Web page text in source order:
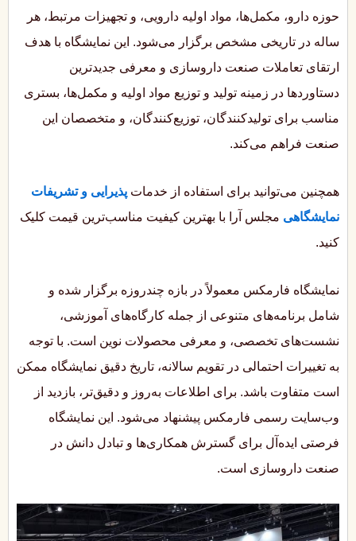
حوزه دارو، مکمل‌ها، مواد اولیه دارویی، و تجهیزات مرتبط، هر
ساله در تاریخی مشخص برگزار می‌شود. این نمایشگاه با هدف
ارتقای تعاملات صنعت داروسازی و معرفی جدیدترین
دستاوردها در زمینه تولید و توزیع مواد اولیه و مکمل‌ها، بستری
مناسب برای تولیدکنندگان، توزیع‌کنندگان، و متخصصان این
صنعت فراهم می‌کند.
همچنین می‌توانید برای استفاده از خدمات پذیرایی و تشریفات
نمایشگاهی مجلس آرا با بهترین کیفیت مناسب‌ترین قیمت کلیک
کنید.
نمایشگاه فارمکس معمولاً در بازه چندروزه برگزار شده و
شامل برنامه‌های متنوعی از جمله کارگاه‌های آموزشی،
نشست‌های تخصصی، و معرفی محصولات نوین است. با توجه
به تغییرات احتمالی در تقویم سالانه، تاریخ دقیق نمایشگاه ممکن
است متفاوت باشد. برای اطلاعات به‌روز و دقیق‌تر، بازدید از
وب‌سایت رسمی فارمکس پیشنهاد می‌شود. این نمایشگاه
فرصتی ایده‌آل برای گسترش همکاری‌ها و تبادل دانش در
صنعت داروسازی است.